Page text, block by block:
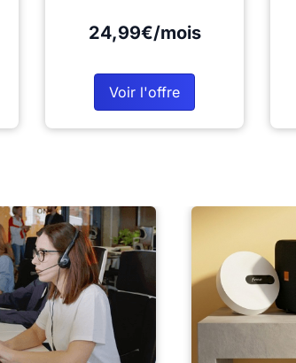
24,99€/mois
Voir l'offre